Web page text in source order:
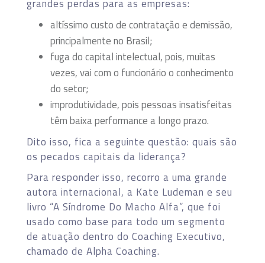
grandes perdas para as empresas:
altíssimo custo de contratação e demissão,
principalmente no Brasil;
fuga do capital intelectual, pois, muitas
vezes, vai com o funcionário o conhecimento
do setor;
improdutividade, pois pessoas insatisfeitas
têm baixa performance a longo prazo.
Dito isso, fica a seguinte questão: quais são
os pecados capitais da liderança?
Para responder isso, recorro a uma grande
autora internacional, a Kate Ludeman e seu
livro “A Síndrome Do Macho Alfa”, que foi
usado como base para todo um segmento
de atuação dentro do Coaching Executivo,
chamado de Alpha Coaching.